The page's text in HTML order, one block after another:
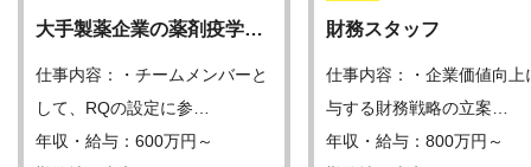
大手製薬企業の薬剤疫学…
仕事内容：・チームメンバーと
して、RQの設定に参…
年収・給与：600万円～
財務スタッフ
仕事内容：・企業価値向上
与する財務戦略の立案…
年収・給与：800万円～